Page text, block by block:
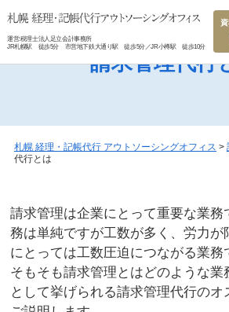
運営:税理士法人足立会計事務所
JR札幌駅 徒歩5分 市営地下鉄大通り駅 徒歩5分／JR小樽駅 徒歩10分
請求管理代行
札幌 経理・記帳代行 アウトソーシングオフィス >
代行とは
請求管理は企業にとって重要な業務
務は単純ですが工数が多く、労力が
にとっては工数圧迫につながる業務
そもそも請求管理とはどのような業
として挙げられる請求管理代行のオ